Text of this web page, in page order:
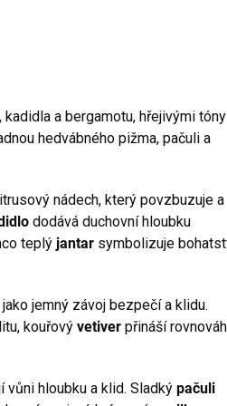
a bergamotu, hřejivými tóny
hedvábného pižma, pačuli a
nádech, který povzbuzuje a
dodává duchovní hloubku
teplý jantar symbolizuje
jemný závoj bezpečí a klidu.
kouřový vetiver přináší
vůni hloubku a klid. Sladký pačuli